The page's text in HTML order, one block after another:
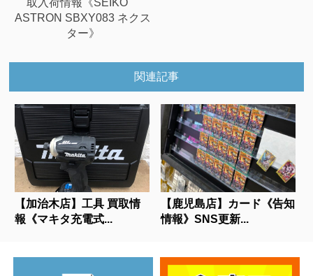
取入荷情報《SEIKO
ASTRON SBXY083 ネクス
ター》
関連記事
【加治木店】工具 買取情
報《マキタ充電式...
【鹿児島店】カード《告知
情報》SNS更新...